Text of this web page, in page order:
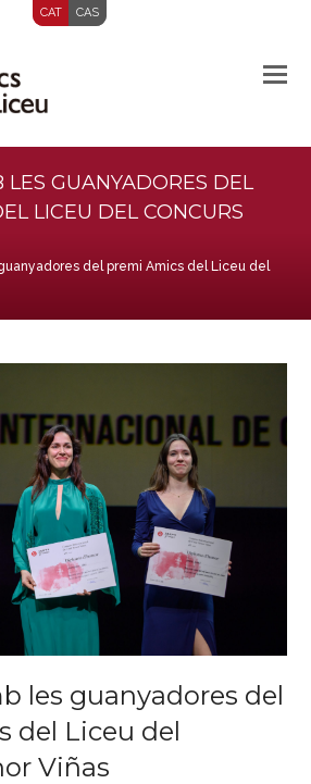
CAT CAS
LES GUANYADORES DEL
LICEU DEL CONCURS
del premi Amics del Liceu del
les guanyadores del
del Liceu del
Viñas